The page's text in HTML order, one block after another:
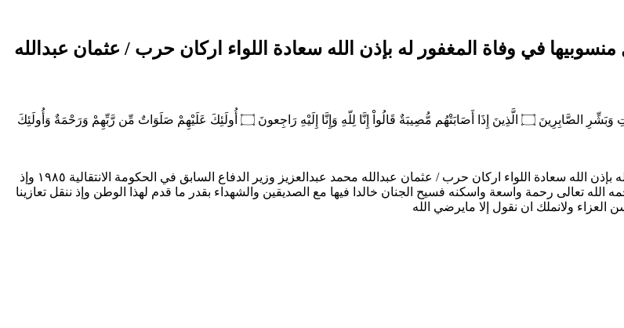
منسوبيها في وفاة المغفور له بإذن الله سعادة اللواء اركان حرب / عثمان عبدالله
*قال تعالى: (وَلَنَبْلُوَنَّكُمْ بِشَيْءٍ مِّنَ الْخَوفْ وَالْجُوعِ وَنَقْصٍ مِّنَ الأَمَوَالِ وَالأنفُسِ وَالثَّمَرَاتِ وَبَشِّرِ الصَّابِرِينَ ۝ الَّذِينَ إِذَا أَصَابَتْهُم مُّصِيبَةٌ قَالُواْ إِنَّا لِلّهِ وَإِنَّا إِلَيْهِ رَاجِعونَ ۝ أُولَئِكَ عَلَيْهِمْ صَلَوَاتٌ مِّن رَّبِّهِمْ وَرَحْمَةٌ وَأُولَئِكَ
ينعي السيد وزير الدفاع والسيد الامين العام بالوزارة وكل منسوبيها في وفاة المغفور له بإذن الله سعادة اللواء اركان حرب / عثمان عبدالله محمد عبدالعزيز وزير الدفاع السابق في الحكومة الانتقالية ١٩٨٥ وإذ
تعالى رحمة واسعة واسكنه فسيح الجنان خالدا فيها مع الصديقين والشهداء بقدر ما قدم لهذا الوطن وإذ ننقل تعازينا
ولانملك ان نقول إلا مايرضي الله